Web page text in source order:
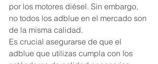
por los motores diésel. Sin embargo,
no todos los adblue en el mercado son
de la misma calidad.
Es crucial asegurarse de que el
adblue que utilizas cumpla con los